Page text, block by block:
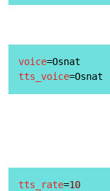
voice
tts_voice
tts_rate=10